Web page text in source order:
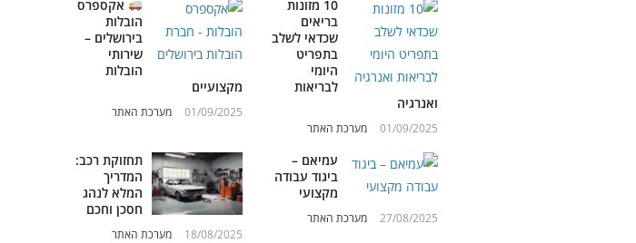
10 מזונות
בריאים
שכדאי לשלב
בתפריט
היומי
לבריאות
ואנרגיה
01/09/2025 מערכת האתר
אקספרס
הובלות
בירושלים –
שירותי
הובלות
מקצועיים
01/09/2025 מערכת האתר
עמיאם –
ביגוד עבודה
מקצועי
27/08/2025 מערכת האתר
תחזוקת רכב:
המדריך
המלא לנהג
חסכן וחכם
18/08/2025 מערכת האתר